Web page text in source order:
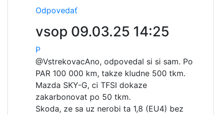
Odpovedať
vsop 09.03.25 14:25
P
@VstrekovacAno, odpovedal si si sam. Po
PAR 100 000 km, takze kludne 500 tkm.
Mazda SKY-G, ci TFSI dokaze
zakarbonovat po 50 tkm.
Skoda, ze sa uz nerobi ta 1,8 (EU4) bez